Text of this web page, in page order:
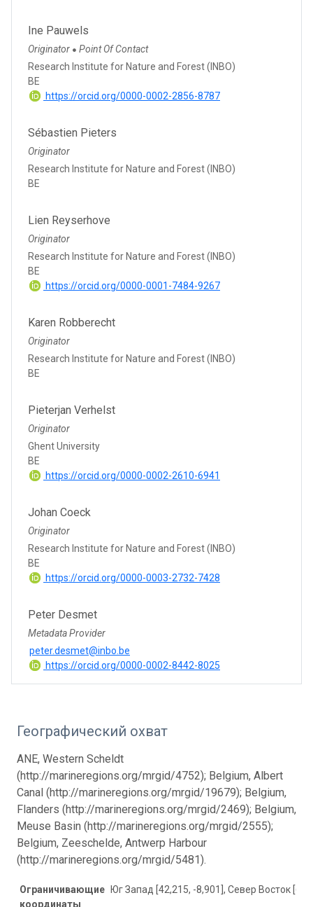
Ine Pauwels
Originator ● Point Of Contact
Research Institute for Nature and Forest (INBO)
BE
https://orcid.org/0000-0002-2856-8787
Sébastien Pieters
Originator
Research Institute for Nature and Forest (INBO)
BE
Lien Reyserhove
Originator
Research Institute for Nature and Forest (INBO)
BE
https://orcid.org/0000-0001-7484-9267
Karen Robberecht
Originator
Research Institute for Nature and Forest (INBO)
BE
Pieterjan Verhelst
Originator
Ghent University
BE
https://orcid.org/0000-0002-2610-6941
Johan Coeck
Originator
Research Institute for Nature and Forest (INBO)
BE
https://orcid.org/0000-0003-2732-7428
Peter Desmet
Metadata Provider
peter.desmet@inbo.be
https://orcid.org/0000-0002-8442-8025
Географический охват
ANE, Western Scheldt
(http://marineregions.org/mrgid/4752); Belgium, Albert
Canal (http://marineregions.org/mrgid/19679); Belgium,
Flanders (http://marineregions.org/mrgid/2469); Belgium,
Meuse Basin (http://marineregions.org/mrgid/2555);
Belgium, Zeeschelde, Antwerp Harbour
(http://marineregions.org/mrgid/5481).
Ограничивающие
координаты
Юг Запад [42,215, -8,901], Север Восток